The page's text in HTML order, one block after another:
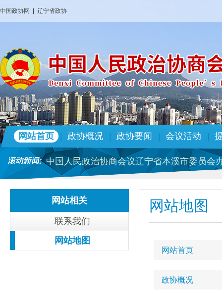
中国政协网 辽宁省政协
网站首页 政协概况 政协要闻 会议活动
中国人民政治协商会议辽宁省本溪市委员会
本溪市政协2026年部门预算
政协本溪市第十四届委员会专门委员会人事
市政协机关党组关于十三届市委 第九轮巡察
政协本溪市第十四届委员会专门委员会人事
中国人民政治协商会议辽宁省本溪市委员会
本溪市政协2025年部门预算
政协本溪市第十四届委员会 人事任免名单
中国人民政治协商会议辽宁省本溪市委员会
本溪市政协2026年部门预算
网站相关
联系我们
网站地图
网站地图
网站首页
政协概况